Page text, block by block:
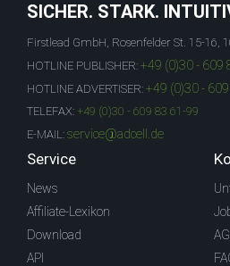
SICHER. STARK.
Firstlead GmbH, Rosenfelder St. 15-16,
HOTLINE PUBLISHER: +49 (0)30 - 609
HOTLINE ADVERTISER: +49 (0)30 -
TELEFAX: +49 (0)30 - 609 83 61-99
E-MAIL: service@adcell.de
Service
News
Affiliate-Lexikon
Download
API